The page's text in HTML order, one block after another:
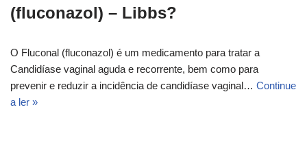
(fluconazol) – Libbs?
O Fluconal (fluconazol) é um medicamento para tratar a
Candidíase vaginal aguda e recorrente, bem como para
prevenir e reduzir a incidência de candidíase vaginal… Continue
a ler »